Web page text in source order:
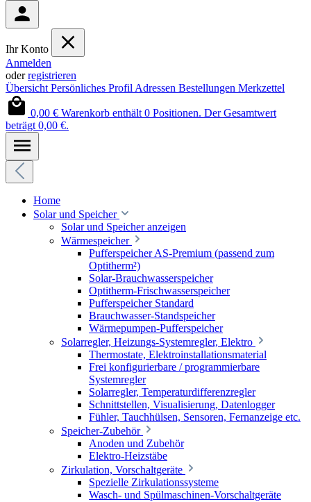
Ihr Konto
Anmelden
oderregistrieren
Übersicht Persönliches Profil Adressen Bestellungen Merkzettel
0,00 € Warenkorb enthält 0 Positionen. Der Gesamtwert
beträgt 0,00 €.
Home
Solar und Speicher
Solar und Speicher anzeigen
Wärmespeicher
Pufferspeicher AS-Premium (passend zum
Optitherm²)
Solar-Brauchwasserspeicher
Optitherm-Frischwasserspeicher
Pufferspeicher Standard
Brauchwasser-Standspeicher
Wärmepumpen-Pufferspeicher
Solarregler, Heizungs-Systemregler, Elektro
Thermostate, Elektroinstallationsmaterial
Frei konfigurierbare / programmierbare
Systemregler
Solarregler, Temperaturdifferenzregler
Schnittstellen, Visualisierung, Datenlogger
Fühler, Tauchhülsen, Sensoren, Fernanzeige etc.
Speicher-Zubehör
Anoden und Zubehör
Elektro-Heizstäbe
Zirkulation, Vorschaltgeräte
Spezielle Zirkulationssysteme
Wasch- und Spülmaschinen-Vorschaltgeräte